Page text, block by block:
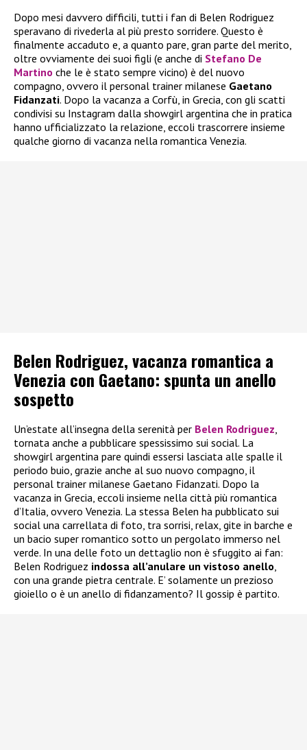
Dopo mesi davvero difficili, tutti i fan di Belen Rodriguez
speravano di rivederla al più presto sorridere. Questo è
finalmente accaduto e, a quanto pare, gran parte del merito,
oltre ovviamente dei suoi figli (e anche di Stefano De
Martino che le è stato sempre vicino) è del nuovo
compagno, ovvero il personal trainer milanese Gaetano
Fidanzati. Dopo la vacanza a Corfù, in Grecia, con gli scatti
condivisi su Instagram dalla showgirl argentina che in pratica
hanno ufficializzato la relazione, eccoli trascorrere insieme
qualche giorno di vacanza nella romantica Venezia.
Belen Rodriguez, vacanza romantica a
Venezia con Gaetano: spunta un anello
sospetto
Un’estate all’insegna della serenità per Belen Rodriguez,
tornata anche a pubblicare spessissimo sui social. La
showgirl argentina pare quindi essersi lasciata alle spalle il
periodo buio, grazie anche al suo nuovo compagno, il
personal trainer milanese Gaetano Fidanzati. Dopo la
vacanza in Grecia, eccoli insieme nella città più romantica
d’Italia, ovvero Venezia. La stessa Belen ha pubblicato sui
social una carrellata di foto, tra sorrisi, relax, gite in barche e
un bacio super romantico sotto un pergolato immerso nel
verde. In una delle foto un dettaglio non è sfuggito ai fan:
Belen Rodriguez indossa all’anulare un vistoso anello,
con una grande pietra centrale. E’ solamente un prezioso
gioiello o è un anello di fidanzamento? Il gossip è partito.